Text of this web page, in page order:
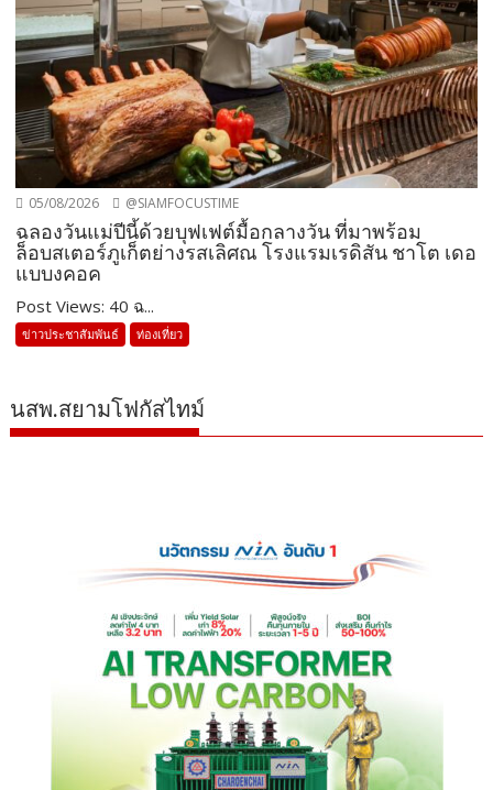
05/08/2026 @SIAMFOCUSTIME
ฉลองวันแม่ปีนี้ด้วยบุฟเฟต์มื้อกลางวัน ที่มาพร้อม
ล็อบสเตอร์ภูเก็ตย่างรสเลิศณ โรงแรมเรดิสัน ชาโต เดอ
แบบงคอค
Post Views: 40 ฉ...
ข่าวประชาสัมพันธ์ ท่องเที่ยว
นสพ.สยามโฟกัสไทม์